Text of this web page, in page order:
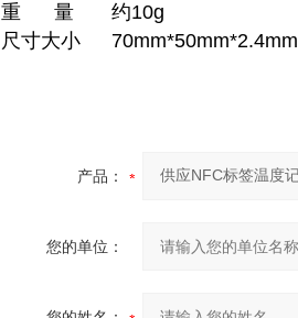
重 量
约10g
尺寸大小
70mm*50mm*2.4mm
产品：
您的单位：